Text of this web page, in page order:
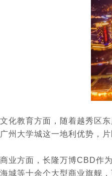
文化教育方面，随着越秀区
广州大学城这一地利优势，
商业方面，长隆万博CBD作为
海城等十余个大型商业旗舰